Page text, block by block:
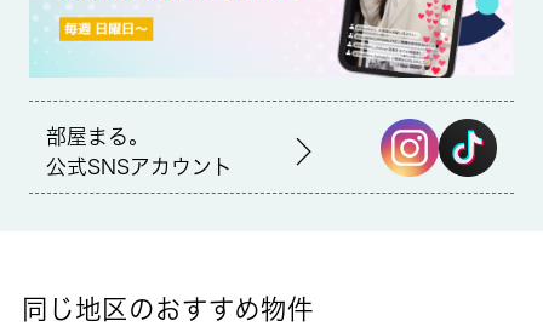
致します。小田急多摩線唐木田付近の情報も満載です。
部屋まる。
公式SNSアカウント
同じ地区のおすすめ物件